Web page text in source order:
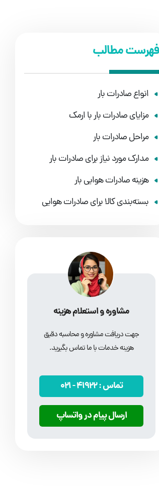
فهرست مطالب
انواع صادرات بار
مزایای صادرات بار با ارمک
مراحل صادرات بار
مدارک مورد نیاز برای صادرات بار
هزینه صادرات هوایی بار
بسته‌بندی کالا برای صادرات هوایی
مشاوره و استعلام هزینه
جهت دریافت مشاوره و محاسبه دقیق
هزینه خدمات با ما تماس بگیرید.
تماس :41922
- 021
ارسال پیام در واتساپ